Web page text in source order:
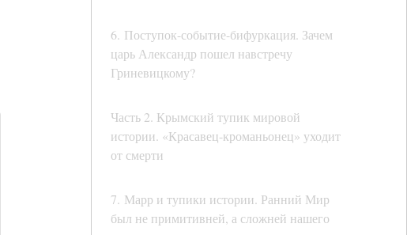
6. Поступок-событие-бифуркация. Зачем
царь Александр пошел навстречу
Гриневицкому?
Часть 2. Крымский тупик мировой
истории. «Красавец-кроманьонец» уходит
от смерти
7. Марр и тупики истории. Ранний Мир
был не примитивней, а сложней нашего